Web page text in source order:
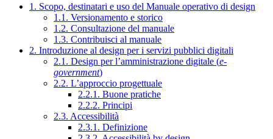
1. Scopo, destinatari e uso del Manuale operativo di design
1.1. Versionamento e storico
1.2. Consultazione del manuale
1.3. Contribuisci al manuale
2. Introduzione al design per i servizi pubblici digitali
2.1. Design per l’amministrazione digitale (e-
government)
2.2. L’approccio progettuale
2.2.1. Buone pratiche
2.2.2. Principi
2.3. Accessibilità
2.3.1. Definizione